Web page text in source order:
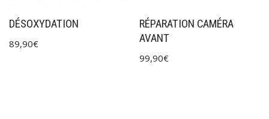
DÉSOXYDATION
89,90€
RÉPARATION CAMÉRA
AVANT
99,90€